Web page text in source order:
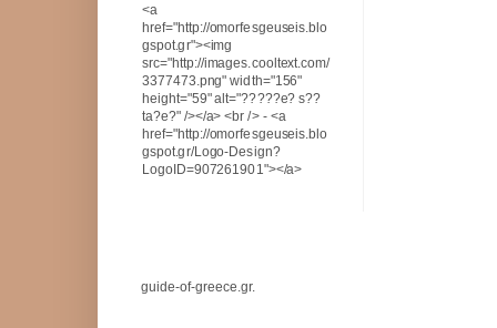
<a
href="http://omorfesgeuseis.blo
gspot.gr"><img
src="http://images.cooltext.com/
3377473.png" width="156"
height="59" alt="?????e? s??
ta?e?" /></a> <br /> - <a
href="http://omorfesgeuseis.blo
gspot.gr/Logo-Design?
LogoID=907261901"></a>
guide-of-greece.gr.